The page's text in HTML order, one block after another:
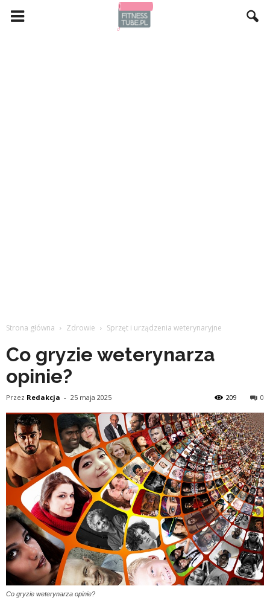
Strona główna Zdrowie Sprzęt i urządzenia weterynaryjne
Co gryzie weterynarza
opinie?
Przez Redakcja - 25 maja 2025 0
209
Co gryzie weterynarza opinie?